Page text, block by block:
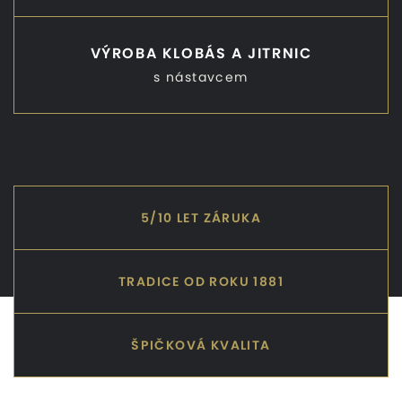
VÝROBA KLOBÁS A JITRNIC
s nástavcem
5/10 LET ZÁRUKA
TRADICE OD ROKU 1881
ŠPIČKOVÁ KVALITA